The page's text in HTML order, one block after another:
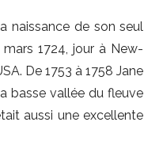
naissance de son seul
1724, jour à New-
De 1753 à 1758 Jane
basse vallée du fleuve
aussi une excellente